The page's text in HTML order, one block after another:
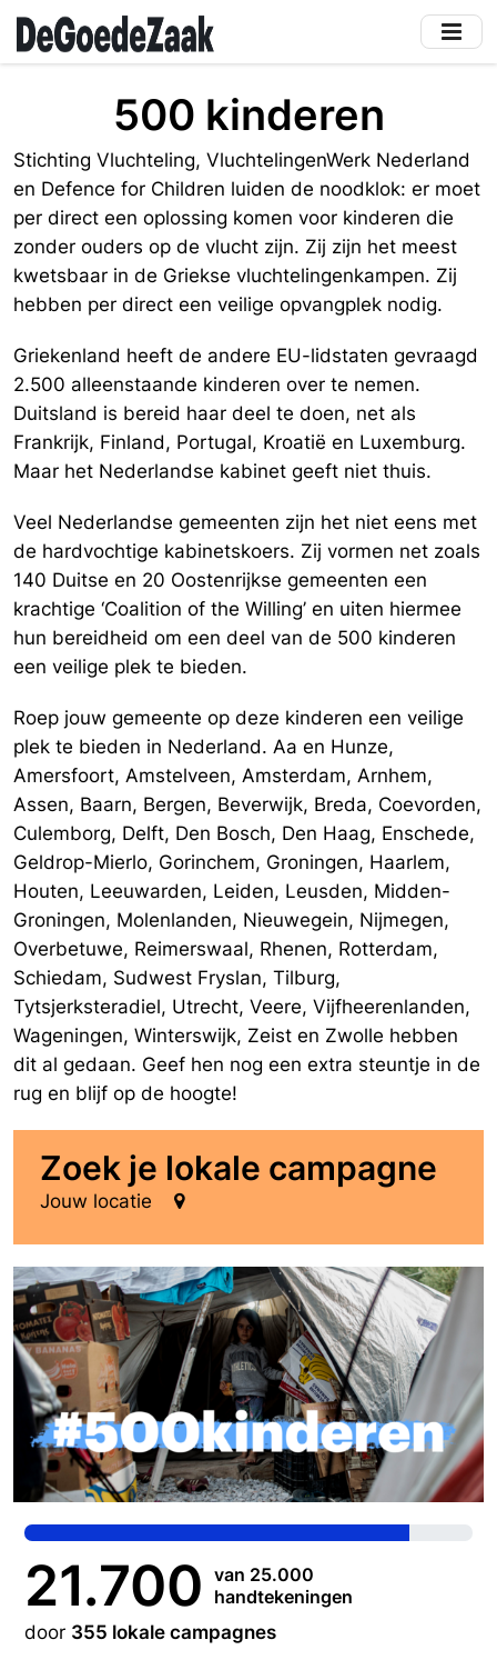
Skip
main
500 kinderen
Stichting Vluchteling, VluchtelingenWerk Nederland
en Defence for Children luiden de noodklok: er moet
per direct een oplossing komen voor kinderen die
zonder ouders op de vlucht zijn. Zij zijn het meest
kwetsbaar in de Griekse vluchtelingenkampen. Zij
hebben per direct een veilige opvangplek nodig.
Griekenland heeft de andere EU-lidstaten gevraagd
2.500 alleenstaande kinderen over te nemen.
Duitsland is bereid haar deel te doen, net als
Frankrijk, Finland, Portugal, Kroatië en Luxemburg.
Maar het Nederlandse kabinet geeft niet thuis.
Veel Nederlandse gemeenten zijn het niet eens met
de hardvochtige kabinetskoers. Zij vormen net zoals
140 Duitse en 20 Oostenrijkse gemeenten een
krachtige ‘Coalition of the Willing’ en uiten hiermee
hun bereidheid om een deel van de 500 kinderen
een veilige plek te bieden.
Roep jouw gemeente op deze kinderen een veilige
plek te bieden in Nederland. Aa en Hunze,
Amersfoort, Amstelveen, Amsterdam, Arnhem,
Assen, Baarn, Bergen, Beverwijk, Breda, Coevorden,
Culemborg, Delft, Den Bosch, Den Haag, Enschede,
Geldrop-Mierlo, Gorinchem, Groningen, Haarlem,
Houten, Leeuwarden, Leiden, Leusden, Midden-
Groningen, Molenlanden, Nieuwegein, Nijmegen,
Overbetuwe, Reimerswaal, Rhenen, Rotterdam,
Schiedam, Sudwest Fryslan, Tilburg,
Tytsjerksteradiel, Utrecht, Veere, Vijfheerenlanden,
Wageningen, Winterswijk, Zeist en Zwolle hebben
dit al gedaan. Geef hen nog een extra steuntje in de
rug en blijf op de hoogte!
Zoek je lokale campagne
Jouw locatie
21.700 van 25.000
handtekeningen
door 355 lokale campagnes